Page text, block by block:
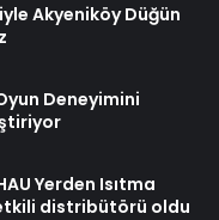
Akyeniköy Düğün
Deneyimini
Yerden Isıtma
distribütörü oldu